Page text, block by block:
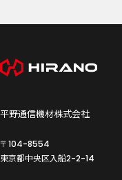
平野通信機材株式会社
〒104-8554
東京都中央区入船2-2-14